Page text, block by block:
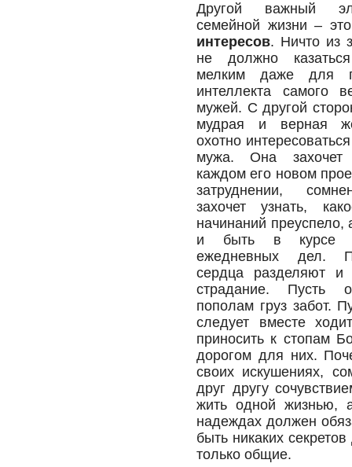
Другой важный
семейной жизни –
интересов. Ничто из
не должно
мелким даже для
интеллекта самого
мужей. С другой
мудрая и верная
охотно
мужа. Она захочет
каждом его новом
затруднении,
захочет узнать,
начинаний преуспело,
и быть в курсе
ежедневных дел.
сердца разделяют и
страдание. Пусть
пополам груз забот.
следует вместе
приносить к стопам
дорогом для них.
своих искушениях,
друг другу
жить одной жизнью,
надеждах должен
быть никаких
только общие.